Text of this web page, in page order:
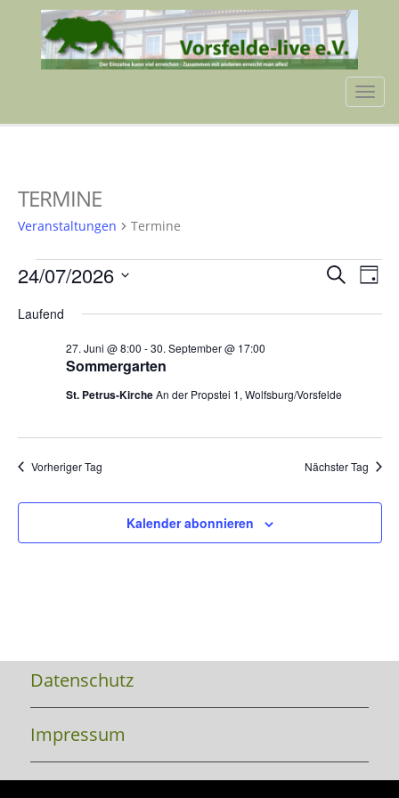
TERMINE
Veranstaltungen Termine
VERANSTALTUNGEN
FÜR
2026
SucheTag
24/07/2026
wählen.
Laufend
Sommergarten
27. Juni @ 8:00 -30. September @ 17:00
St. Petrus-KircheAn der Propstei 1, Wolfsburg/Vorsfelde
Vorheriger Tag Nächster Tag
Kalender abonnieren
Datenschutz
Impressum